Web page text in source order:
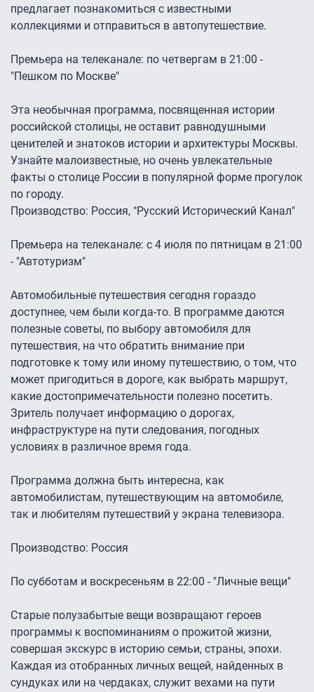
предлагает познакомиться с известными
коллекциями и отправиться в автопутешествие.
Премьера на телеканале: по четвергам в 21:00 -
"Пешком по Москве"
Эта необычная программа, посвященная истории
российской столицы, не оставит равнодушными
ценителей и знатоков истории и архитектуры Москвы.
Узнайте малоизвестные, но очень увлекательные
факты о столице России в популярной форме прогулок
по городу.
Производство: Россия, "Русский Исторический Канал"
Премьера на телеканале: с 4 июля по пятницам в 21:00
- "Автотуризм"
Автомобильные путешествия сегодня гораздо
доступнее, чем были когда-то. В программе даются
полезные советы, по выбору автомобиля для
путешествия, на что обратить внимание при
подготовке к тому или иному путешествию, о том, что
может пригодиться в дороге, как выбрать маршрут,
какие достопримечательности полезно посетить.
Зритель получает информацию о дорогах,
инфраструктуре на пути следования, погодных
условиях в различное время года.
Программа должна быть интересна, как
автомобилистам, путешествующим на автомобиле,
так и любителям путешествий у экрана телевизора.
Производство: Россия
По субботам и воскресеньям в 22:00 - "Личные вещи"
Старые полузабытые вещи возвращают героев
программы к воспоминаниям о прожитой жизни,
совершая экскурс в историю семьи, страны, эпохи.
Каждая из отобранных личных вещей, найденных в
сундуках или на чердаках, служит вехами на пути